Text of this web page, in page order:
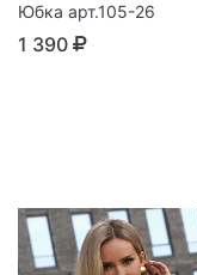
Юбка арт.105-26
1 390